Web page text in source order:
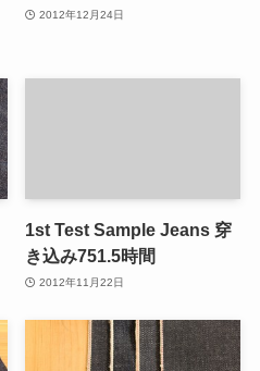
2012年12月24日
1st Test Sample Jeans 穿
き込み751.5時間
2012年11月22日